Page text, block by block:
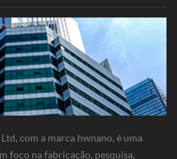
com a marca hwnano, é uma
foco na fabricação, pesquisa,